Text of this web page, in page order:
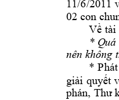
11/6/2011
02 con
Về tài
* Q
nên không
* Phát
giải quyết
phán, Thư